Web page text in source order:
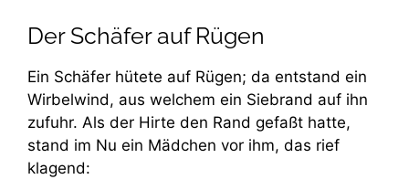
Der Schäfer auf Rügen
Ein Schäfer hütete auf Rügen; da entstand ein
Wirbelwind, aus welchem ein Siebrand auf ihn
zufuhr. Als der Hirte den Rand gefaßt hatte,
stand im Nu ein Mädchen vor ihm, das rief
klagend: